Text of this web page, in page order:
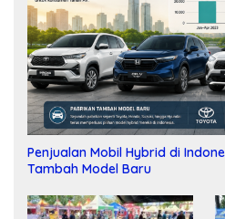
Penjualan Mobil Hybrid di
Tambah Model Baru